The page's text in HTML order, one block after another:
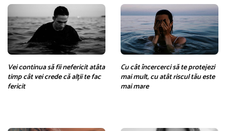
Vei continua să fii nefericit atâta
timp cât vei crede că alții te fac
fericit
Cu cât încercerci să te protejezi
mai mult, cu atât riscul tău este
mai mare